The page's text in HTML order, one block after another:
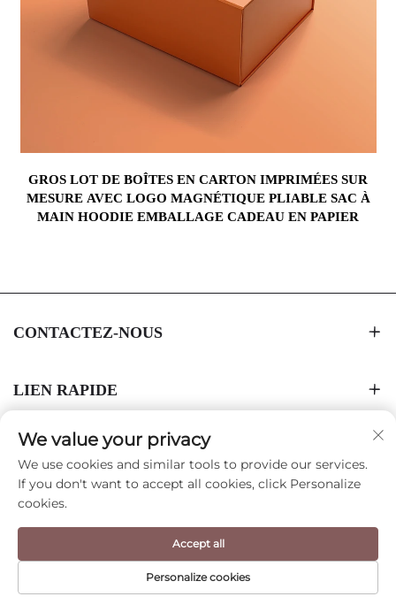
GROS LOT DE BOÎTES EN CARTON IMPRIMÉES SUR
MESURE AVEC LOGO MAGNÉTIQUE PLIABLE SAC À
MAIN HOODIE EMBALLAGE CADEAU EN PAPIER
CONTACTEZ-NOUS
LIEN RAPIDE
PRODUIT
Inscrivez-vous pour être informé des nouveaux lancements,
Votre courriel
We value your privacy
We use cookies and similar tools to provide our services.
If you don't want to accept all cookies, click Personalize
cookies.
Personalize cookies
Accept all